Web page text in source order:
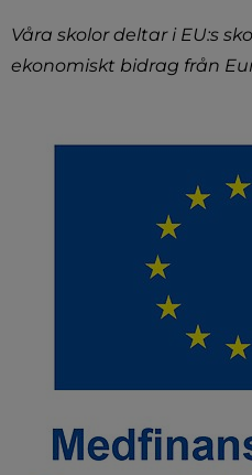
Våra skolor deltar i EU:s
ekonomiskt bidrag från